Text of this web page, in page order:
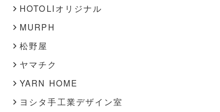
HOTOLIオリジナル
MURPH
松野屋
ヤマチク
YARN HOME
ヨシタ手工業デザイン室